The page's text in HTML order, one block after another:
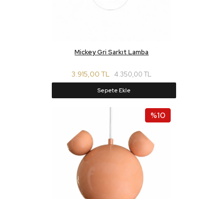
Mickey Gri Sarkıt Lamba
3.915,00 TL 4.350,00 TL
Sepete Ekle
%10